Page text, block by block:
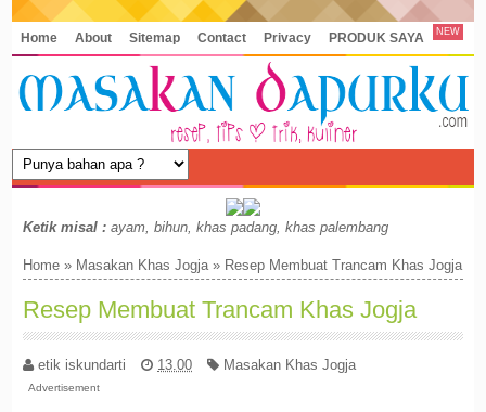
Home About Sitemap Contact Privacy PRODUK SAYA NEW
Ketik misal : ayam, bihun, khas padang, khas palembang
Home » Masakan Khas Jogja» Resep Membuat Trancam Khas Jogja
Resep Membuat Trancam Khas Jogja
etik iskundarti 13.00 Masakan Khas Jogja
Advertisement